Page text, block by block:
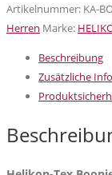
Mütze,
Nackenprotektor,
Ripstop,
Woodland
Artikelnummer: KA-
Herren Marke:
Beschreibung
Zusätzliche